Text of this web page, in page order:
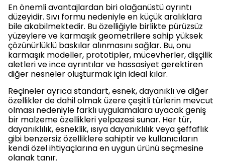
En önemli avantajlardan biri olağanüstü ayrıntı
düzeyidir. Sıvı formu nedeniyle en küçük aralıklara
bile akabilmektedir. Bu özelliğiyle birlikte pürüzsüz
yüzeylere ve karmaşık geometrilere sahip yüksek
çözünürlüklü baskılar alınmasını sağlar. Bu, onu
karmaşık modeller, prototipler, mücevherler, dişçilik
aletleri ve ince ayrıntılar ve hassasiyet gerektiren
diğer nesneler oluşturmak için ideal kılar.
Reçineler ayrıca standart, esnek, dayanıklı ve diğer
özellikler de dahil olmak üzere çeşitli türlerin mevcut
olması nedeniyle farklı uygulamalara uyacak geniş
bir malzeme özellikleri yelpazesi sunar. Her tür,
dayanıklılık, esneklik, ısıya dayanıklılık veya şeffaflık
gibi benzersiz özelliklere sahiptir ve kullanıcıların
kendi özel ihtiyaçlarına en uygun ürünü seçmesine
olanak tanır.